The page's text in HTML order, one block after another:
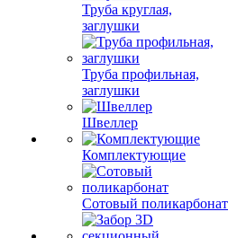
Труба круглая,
заглушки
Труба профильная,
заглушки
Швеллер
Комплектующие
Сотовый поликарбонат